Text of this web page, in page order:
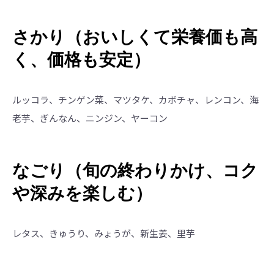
さかり（おいしくて栄養価も高
く、価格も安定）
ルッコラ、チンゲン菜、マツタケ、カボチャ、レンコン、海
老芋、ぎんなん、ニンジン、ヤーコン
なごり（旬の終わりかけ、コク
や深みを楽しむ）
レタス、きゅうり、みょうが、新生姜、里芋